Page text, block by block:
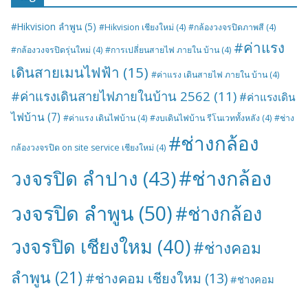
#Hikvision ลำพูน (5) #Hikvision เชียงใหม่ (4) #กล้องวงจรปิดภาพสี (4)
#กล้องวงจรปิดรุ่นใหม่ (4) #การเปลี่ยนสายไฟ ภายใน บ้าน (4) #ค่าแรง
เดินสายเมนไฟฟ้า (15) #ค่าแรง เดินสายไฟ ภายใน บ้าน (4)
#ค่าแรงเดินสายไฟภายในบ้าน 2562 (11) #ค่าแรงเดิน
ไฟบ้าน(7) #ค่าแรง เดินไฟบ้าน (4) #งบเดินไฟบ้าน รีโนเวททั้งหลัง (4) #ช่าง
กล้องวงจรปิด on site service เชียงใหม่ (4) #ช่างกล้อง
วงจรปิด ลำปาง (43)#ช่างกล้อง
วงจรปิด ลำพูน (50)#ช่างกล้อง
วงจรปิด เชียงใหม (40)#ช่างคอม
ลำพูน (21) #ช่างคอม เชียงใหม (13) #ช่างคอม